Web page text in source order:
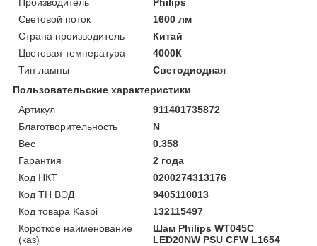
Световой поток
1600 лм
Страна производитель
Китай
Цветовая температура
4000К
Тип лампы
Светодиодная
Пользовательские характеристики
Артикул
911401735872
Благотворительность
N
Вес
0.358
Гарантия
2 года
Код НКТ
0200274313176
Код ТН ВЭД
9405110013
Код товара Kaspi
132115497
Короткое наименование
(каз)
Шам Philips WT045C
LED20NW PSU CFW L1654